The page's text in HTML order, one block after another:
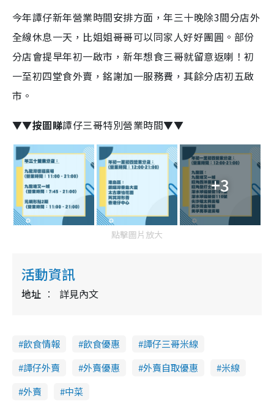
今年譚仔新年營業時間安排方面，年三十晚除3間分店外
全線休息一天，比姐姐哥哥可以同家人好好團圓。部份
分店會提早年初一啟市，新年想食三哥就留意返喇！初
一至初四堂食外賣，銘謝加一服務費，其餘分店初五啟
市。
▼▼按圖睇譚仔三哥特別營業時間▼▼
+3
點擊圖片放大
活動資訊
地址 詳見內文
飲食情報 飲食優惠
譚仔三哥米線
譚仔外賣
外賣優惠 外賣自取優惠
米線
外賣
中菜